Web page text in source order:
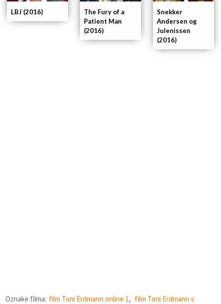
Snekker
Andersen og
Julenissen
(2016)
The Fury of a
Patient Man
(2016)
LBJ (2016)
Oznake filma: film Toni Erdmann online 1, film Toni Erdmann s